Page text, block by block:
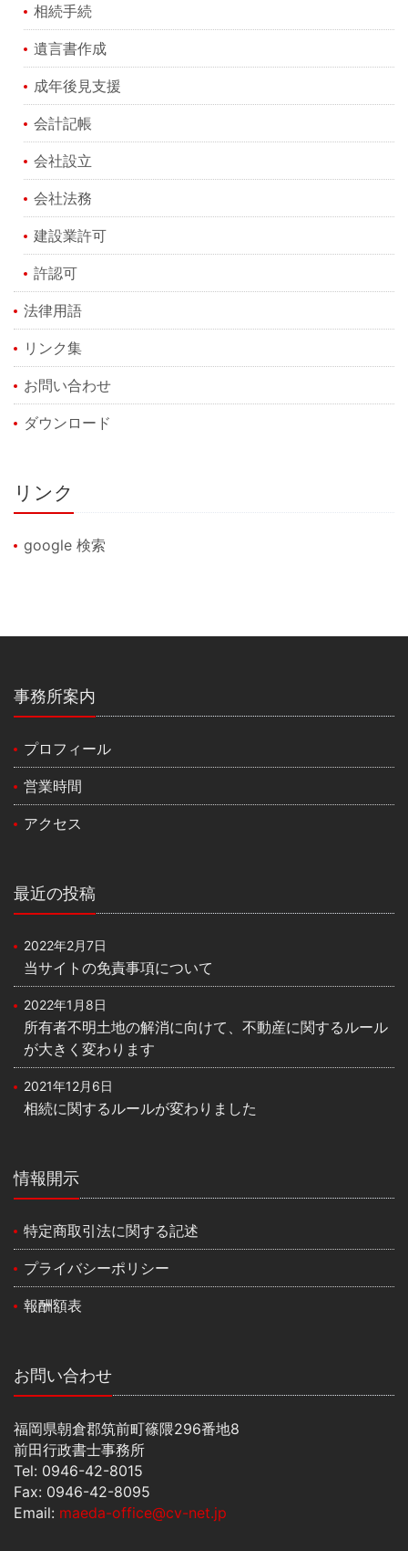
相続手続
遺言書作成
成年後見支援
会計記帳
会社設立
会社法務
建設業許可
許認可
法律用語
リンク集
お問い合わせ
ダウンロード
リンク
google 検索
事務所案内
プロフィール
営業時間
アクセス
最近の投稿
2022年2月7日
当サイトの免責事項について
2022年1月8日
所有者不明土地の解消に向けて、不動産に関するルール
が大きく変わります
2021年12月6日
相続に関するルールが変わりました
情報開示
特定商取引法に関する記述
プライバシーポリシー
報酬額表
お問い合わせ
福岡県朝倉郡筑前町篠隈296番地8
前田行政書士事務所
Tel: 0946-42-8015
Fax: 0946-42-8095
Email: maeda-office@cv-net.jp